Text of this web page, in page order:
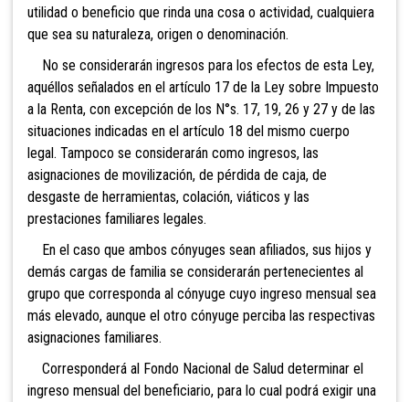
utilidad o beneficio que rinda una cosa o actividad, cualquiera
que sea su naturaleza, origen o denominación.
No se considerarán ingresos para los efectos de esta Ley,
aquéllos señalados en el artículo 17 de la Ley sobre Impuesto
a la Renta, con excepción de los N°s. 17, 19, 26 y 27 y de las
situaciones indicadas en el artículo 18 del mismo cuerpo
legal. Tampoco se considerarán como ingresos, las
asignaciones de movilización, de pérdida de caja, de
desgaste de herramientas, colación, viáticos y las
prestaciones familiares legales.
En el caso que ambos cónyuges sean afiliados, sus hijos y
demás cargas de familia se considerarán pertenecientes al
grupo que corresponda al cónyuge cuyo ingreso mensual sea
más elevado, aunque el otro cónyuge perciba las respectivas
asignaciones familiares.
Corresponderá al Fondo Nacional de Salud determinar el
ingreso mensual del beneficiario, para lo cual podrá exigir una